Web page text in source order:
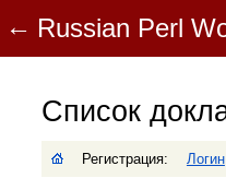
Список
Регистрация: Логин